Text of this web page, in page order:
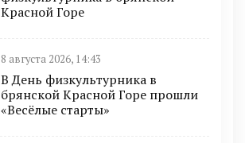
Красной Горе
8 августа 2026, 14:43
В День физкультурника в
брянской Красной Горе прошли
«Весёлые старты»